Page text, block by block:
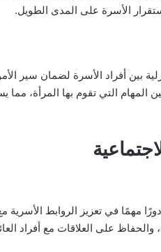
الأسرة على المدى الطويل.
بين أفراد الأسرة لضمان سير
المهام التي تقوم بها المرأة،
مهمًا في تعزيز الروابط الأسرية
والحفاظ على العلاقات مع أفراد